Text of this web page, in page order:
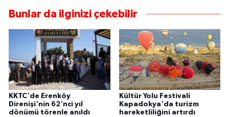
Bunlar da ilginizi çekebilir
KKTC'de Erenköy
Direnişi'nin 62'nci yıl
dönümü törenle anıldı
Kültür Yolu Festivali
Kapadokya'da turizm
hareketliliğini artırdı